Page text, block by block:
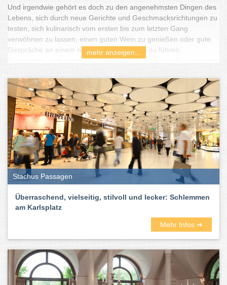
Und irgendwie gehört es doch zu den angenehmsten Dingen des
Lebens, sich durch neue Gerichte und Geschmacksrichtungen zu
testen, sich kulinarisch vom ersten bis zum letzten Gang
verwöhnen zu lassen, einen guten Wein zu genießen oder gute
Gespräche an einem reich gedeckten Tisch zu führen.
Restaurants sind geschäftige Treffpunkte, an denen Beziehungen
Genuss näher, sind Veranstaltungsorte für die schönsten und
traurigsten Feste und der soziale Kleber der Gesellschaft. Kurz:
sie schmecken nach Leben.
Restaurants – außergewöhnliche und ausgefallene, vegane und
vegetarische, gehobene und schicke, exotische und gemütliche.
Wie immer inklusive Bewertungen und Erfahrungsberichten.
mehr anzeigen...
Stachus Passagen
Überraschend, vielseitig, stilvoll und lecker: Schlemmen
am Karlsplatz
Mehr Infos ➜